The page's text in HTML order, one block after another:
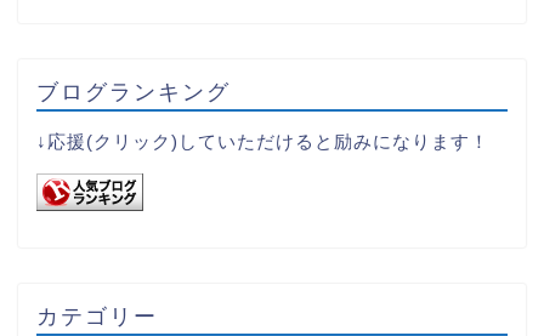
ブログランキング
↓応援(クリック)していただけると励みになります！
カテゴリー